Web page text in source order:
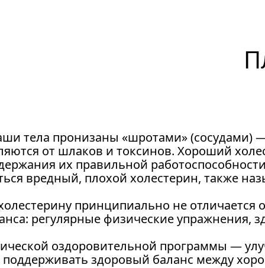
тела пронизаны «шротами» (сосудами)
от шлаков и токсинов. Хороший
их правильной
вредный, плохой холестерин, также
принципиально не
регулярные физические
оздоровительной программы —
здоровый баланс между